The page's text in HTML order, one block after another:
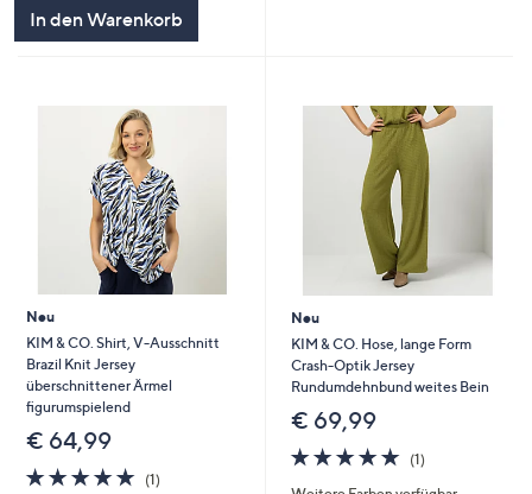
In den Warenkorb
Neu
KIM & CO. Shirt, V-Ausschnitt
Brazil Knit Jersey
überschnittener Ärmel
figurumspielend
€ 64,99
5.0
(1)1
Neu
KIM & CO. Hose, lange Form
Crash-Optik Jersey
Rundumdehnbund weites Bein
€ 69,99
5.0
von
(1)1